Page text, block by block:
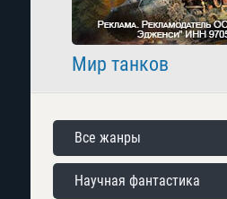
Мир танков
Все жанры
Научная фантастика